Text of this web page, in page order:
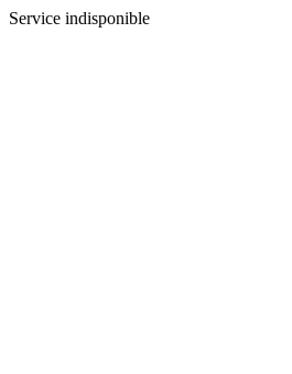
Service indisponible